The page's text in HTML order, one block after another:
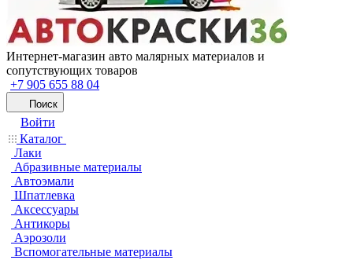
Интернет-магазин авто малярных материалов и
сопутствующих товаров
+7 905 655 88 04
Поиск
Войти
Каталог
Лаки
Абразивные материалы
Автоэмали
Шпатлевка
Аксессуары
Антикоры
Аэрозоли
Вспомогательные материалы